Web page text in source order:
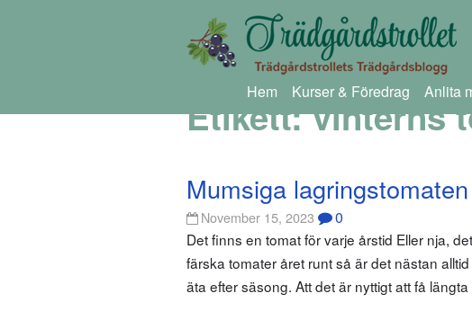
Hem Kurser & Föredrag Anlita
Etikett:vinterns
Mumsiga
November 15, 2023 0
Det finns en tomat för varje årstid Eller nja,
färska tomater året runt så är det nästan
äta efter säsong. Att det är nyttigt att få längta